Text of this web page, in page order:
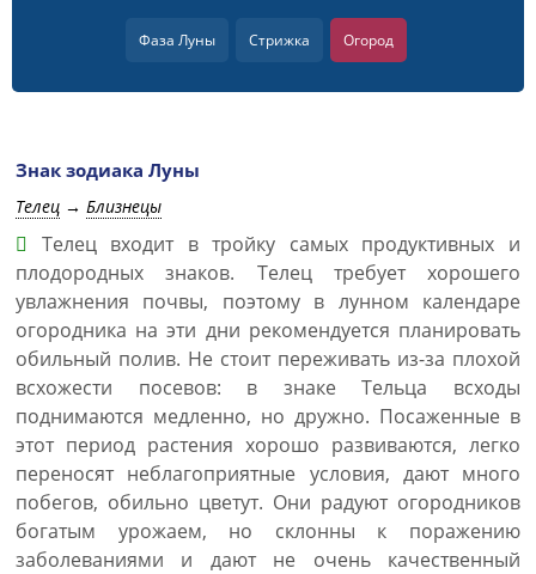
Фаза Луны Стрижка Огород
Знак зодиака Луны
Телец → Близнецы
Телец входит в тройку самых продуктивных и
плодородных знаков. Телец требует хорошего
увлажнения почвы, поэтому в лунном календаре
огородника на эти дни рекомендуется планировать
обильный полив. Не стоит переживать из-за плохой
всхожести посевов: в знаке Тельца всходы
поднимаются медленно, но дружно. Посаженные в
этот период растения хорошо развиваются, легко
переносят неблагоприятные условия, дают много
побегов, обильно цветут. Они радуют огородников
богатым урожаем, но склонны к поражению
заболеваниями и дают не очень качественный